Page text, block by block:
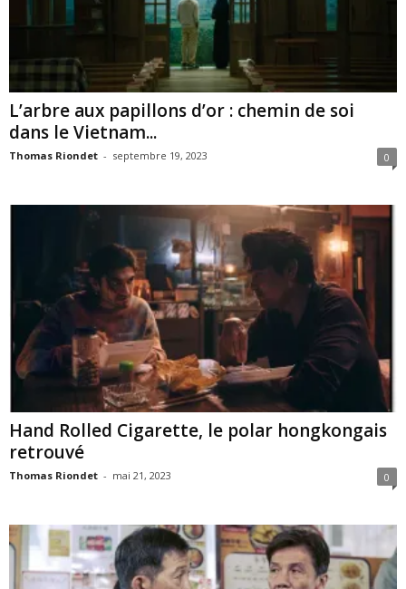
L’arbre aux papillons d’or : chemin de soi
dans le Vietnam...
Thomas Riondet - septembre 19, 2023 0
Hand Rolled Cigarette, le polar hongkongais
retrouvé
Thomas Riondet - mai 21, 2023 0